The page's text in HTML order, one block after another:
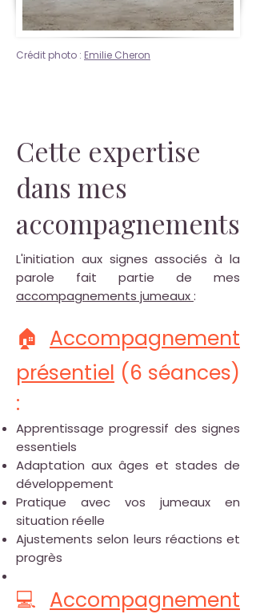
Crédit photo : Emilie Cheron
Cette expertise
dans mes
accompagnements
L'initiation aux signes associés à la
parole fait partie de mes
accompagnements jumeaux:
🏠 Accompagnement
présentiel (6 séances)
:
Apprentissage progressif des signes
essentiels
Adaptation aux âges et stades de
développement
Pratique avec vos jumeaux en
situation réelle
Ajustements selon leurs réactions et
progrès
💻 Accompagnement